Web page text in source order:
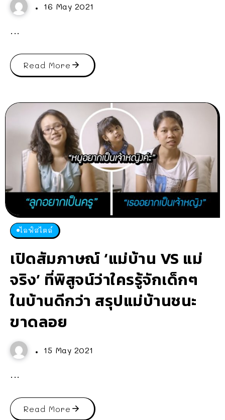
16 May 2021
...
Read More
ไลฟ์สไตล์
เปิดสัมภาษณ์ ‘แม่บ้าน VS แม่
จริง’ ที่พิสูจน์ว่าใครรู้จักเด็กๆ
ในบ้านดีกว่า สรุปแม่บ้านชนะ
ขาดลอย
15 May 2021
...
Read More